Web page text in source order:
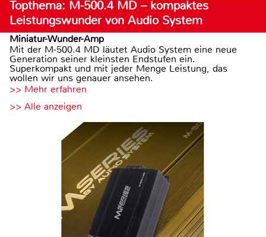
Topthema: M-500.4 MD – kompaktes
Leistungswunder von Audio System
Miniatur-Wunder-Amp
Mit der M-500.4 MD läutet Audio System eine neue
Generation seiner kleinsten Endstufen ein.
Superkompakt und mit jeder Menge Leistung, das
wollen wir uns genauer ansehen.
>> Mehr erfahren
>> Alle anzeigen